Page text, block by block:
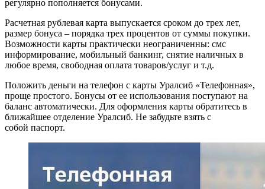
регулярно пополняется бонусами.
Расчетная рублевая карта выпускается сроком до трех лет,
размер бонуса – порядка трех процентов от суммы покупки.
Возможности карты практически неограниченны: смс
информирование, мобильный банкинг, снятие наличных в
любое время, свободная оплата товаров/услуг и т.д.
Положить деньги на телефон с карты Уралсиб «Телефонная»,
проще простого. Бонусы от ее использования поступают на
баланс автоматически. Для оформления карты обратитесь в
ближайшее отделение Уралсиб. Не забудьте взять с
собой паспорт.